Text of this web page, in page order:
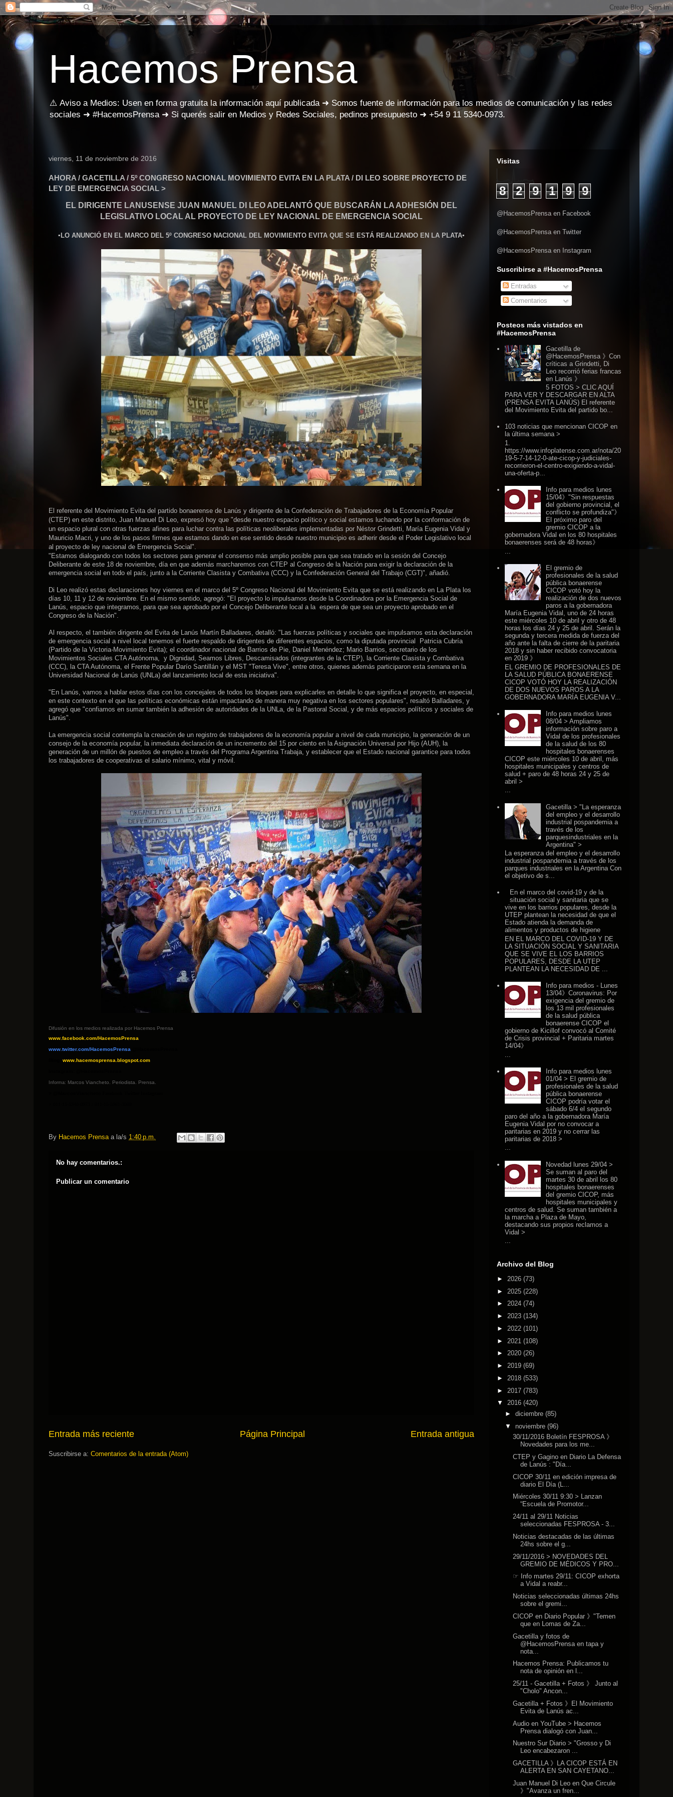
Hacemos Prensa
⚠️ Aviso a Medios: Usen en forma gratuita la información aquí publicada ➜ Somos fuente de información para los medios de comunicación y las redes
sociales ➜ #HacemosPrensa ➜ Si querés salir en Medios y Redes Sociales, pedinos presupuesto ➜ +54 9 11 5340-0973.
viernes, 11 de noviembre de 2016
AHORA / GACETILLA / 5º CONGRESO NACIONAL MOVIMIENTO EVITA EN LA PLATA / DI LEO SOBRE PROYECTO DE
LEY DE EMERGENCIA SOCIAL >
EL DIRIGENTE LANUSENSE JUAN MANUEL DI LEO ADELANTÓ QUE BUSCARÁN LA ADHESIÓN DEL
LEGISLATIVO LOCAL AL PROYECTO DE LEY NACIONAL DE EMERGENCIA SOCIAL
▪LO ANUNCIÓ EN EL MARCO DEL 5º CONGRESO NACIONAL DEL MOVIMIENTO EVITA QUE SE ESTÁ REALIZANDO EN LA PLATA▪
El referente del Movimiento Evita del partido bonaerense de Lanús y dirigente de la Confederación de Trabajadores de la Economía Popular
(CTEP) en este distrito, Juan Manuel Di Leo, expresó hoy que "desde nuestro espacio político y social estamos luchando por la conformación de
un espacio plural con otras fuerzas afines para luchar contra las políticas neoliberales implementadas por Néstor Grindetti, María Eugenia Vidal y
Mauricio Macri, y uno de los pasos firmes que estamos dando en ese sentido desde nuestro municipio es adherir desde el Poder Legislativo local
al proyecto de ley nacional de Emergencia Social".
"Estamos dialogando con todos los sectores para generar el consenso más amplio posible para que sea tratado en la sesión del Concejo
Deliberante de este 18 de noviembre, día en que además marcharemos con CTEP al Congreso de la Nación para exigir la declaración de la
emergencia social en todo el país, junto a la Corriente Clasista y Combativa (CCC) y la Confederación General del Trabajo (CGT)", añadió.
Di Leo realizó estas declaraciones hoy viernes en el marco del 5º Congreso Nacional del Movimiento Evita que se está realizando en La Plata los
días 10, 11 y 12 de noviembre. En el mismo sentido, agregó: "El proyecto lo impulsamos desde la Coordinadora por la Emergencia Social de
Lanús, espacio que integramos, para que sea aprobado por el Concejo Deliberante local a la espera de que sea un proyecto aprobado en el
Congreso de la Nación".
Al respecto, el también dirigente del Evita de Lanús Martín Balladares, detalló: "Las fuerzas políticas y sociales que impulsamos esta declaración
de emergencia social a nivel local tenemos el fuerte respaldo de dirigentes de diferentes espacios, como la diputada provincial Patricia Cubría
(Partido de la Victoria-Movimiento Evita); el coordinador nacional de Barrios de Pie, Daniel Menéndez; Mario Barrios, secretario de los
Movimientos Sociales CTA Autónoma, y Dignidad, Seamos Libres, Descamisados (integrantes de la CTEP), la Corriente Clasista y Combativa
(CCC), la CTA Autónoma, el Frente Popular Darío Santillán y el MST "Teresa Vive", entre otros, quienes además participaron esta semana en la
Universidad Nacional de Lanús (UNLa) del lanzamiento local de esta iniciativa".
"En Lanús, vamos a hablar estos días con los concejales de todos los bloques para explicarles en detalle lo que significa el proyecto, en especial,
en este contexto en el que las políticas económicas están impactando de manera muy negativa en los sectores populares", resaltó Balladares, y
agregó que "confiamos en sumar también la adhesión de autoridades de la UNLa, de la Pastoral Social, y de más espacios políticos y sociales de
Lanús".
La emergencia social contempla la creación de un registro de trabajadores de la economía popular a nivel de cada municipio, la generación de un
consejo de la economía popular, la inmediata declaración de un incremento del 15 por ciento en la Asignación Universal por Hijo (AUH), la
generación de un millón de puestos de empleo a través del Programa Argentina Trabaja, y establecer que el Estado nacional garantice para todos
los trabajadores de cooperativas el salario mínimo, vital y móvil.
Difusión en los medios realizada por Hacemos Prensa
www.facebook.com/HacemosPrensa
www.twitter.com/HacemosPrensa
www.hacemosprensa.blogspot.com
Informa: Marcos Viancheto. Periodista. Prensa.
By Hacemos Prensa a la/s 1:40 p.m.
No hay comentarios.:
Publicar un comentario
Entrada más reciente Entrada antigua
Página Principal
Suscribirse a: Comentarios de la entrada (Atom)
Visitas
8 2 9 1 9 9
@HacemosPrensa en Facebook
@HacemosPrensa en Twitter
@HacemosPrensa en Instagram
Suscribirse a #HacemosPrensa
Entradas
Comentarios
Posteos más vistados en
#HacemosPrensa
Gacetilla de
@HacemosPrensa 》Con
críticas a Grindetti, Di
Leo recorrió ferias francas
en Lanús 》
5 FOTOS > CLIC AQUÍ
PARA VER Y DESCARGAR EN ALTA
(PRENSA EVITA LANÚS) El referente
del Movimiento Evita del partido bo...
103 noticias que mencionan CICOP en
la última semana >
1.
https://www.infoplatense.com.ar/nota/20
19-5-7-14-12-0-ate-cicop-y-judiciales-
recorrieron-el-centro-exigiendo-a-vidal-
una-oferta-p...
Info para medios lunes
15/04》"Sin respuestas
del gobierno provincial, el
conflicto se profundiza"》
El próximo paro del
gremio CICOP a la
gobernadora Vidal en los 80 hospitales
bonaerenses será de 48 horas》
El gremio de
profesionales de la salud
pública bonaerense
CICOP votó hoy la
realización de dos nuevos
paros a la gobernadora
María Eugenia Vidal, uno de 24 horas
este miércoles 10 de abril y otro de 48
horas los días 24 y 25 de abril. Serán la
segunda y tercera medida de fuerza del
año ante la falta de cierre de la paritaria
2018 y sin haber recibido convocatoria
en 2019 》
EL GREMIO DE PROFESIONALES DE
LA SALUD PÚBLICA BONAERENSE
CICOP VOTÓ HOY LA REALIZACIÓN
DE DOS NUEVOS PAROS A LA
GOBERNADORA MARÍA EUGENIA V...
Info para medios lunes
08/04 > Ampliamos
información sobre paro a
Vidal de los profesionales
de la salud de los 80
hospitales bonaerenses
CICOP este miércoles 10 de abril, más
hospitales municipales y centros de
salud + paro de 48 horas 24 y 25 de
abril >
...
Gacetilla > "La esperanza
del empleo y el desarrollo
industrial pospandemia a
través de los
parquesindustriales en la
Argentina" >
La esperanza del empleo y el desarrollo
industrial pospandemia a través de los
parques industriales en la Argentina Con
el objetivo de s...
En el marco del covid-19 y de la
situación social y sanitaria que se
vive en los barrios populares, desde la
UTEP plantean la necesidad de que el
Estado atienda la demanda de
alimentos y productos de higiene
EN EL MARCO DEL COVID-19 Y DE
LA SITUACIÓN SOCIAL Y SANITARIA
QUE SE VIVE EL LOS BARRIOS
POPULARES, DESDE LA UTEP
PLANTEAN LA NECESIDAD DE ...
Info para medios - Lunes
13/04》Coronavirus: Por
exigencia del gremio de
los 13 mil profesionales
de la salud pública
bonaerense CICOP el
gobierno de Kicillof convocó al Comité
de Crisis provincial + Paritaria martes
14/04》
Info para medios lunes
01/04 > El gremio de
profesionales de la salud
pública bonaerense
CICOP podría votar el
sábado 6/4 el segundo
paro del año a la gobernadora María
Eugenia Vidal por no convocar a
paritarias en 2019 y no cerrar las
paritarias de 2018 >
...
Novedad lunes 29/04 >
Se suman al paro del
martes 30 de abril los 80
hospitales bonaerenses
del gremio CICOP, más
hospitales municipales y
centros de salud. Se suman también a
la marcha a Plaza de Mayo,
destacando sus propios reclamos a
Vidal >
...
Archivo del Blog
► 2026 (73)
► 2025 (228)
► 2024 (74)
► 2023 (134)
► 2022 (101)
► 2021 (108)
► 2020 (26)
► 2019 (69)
► 2018 (533)
► 2017 (783)
▼ 2016 (420)
► diciembre (85)
▼ noviembre (96)
30/11/2016 Boletín FESPROSA 》
Novedades para los me...
CTEP y Gagino en Diario La Defensa
de Lanús : "Día...
CICOP 30/11 en edición impresa de
diario El Día (L...
Miércoles 30/11 9:30 > Lanzan
“Escuela de Promotor...
24/11 al 29/11 Noticias
seleccionadas FESPROSA - 3...
Noticias destacadas de las últimas
24hs sobre el g...
29/11/2016 > NOVEDADES DEL
GREMIO DE MÉDICOS Y PRO...
☞ Info martes 29/11: CICOP exhorta
a Vidal a reabr...
Noticias seleccionadas últimas 24hs
sobre el gremi...
CICOP en Diario Popular 》"Temen
que en Lomas de Za...
Gacetilla y fotos de
@HacemosPrensa en tapa y
nota...
Hacemos Prensa: Publicamos tu
nota de opinión en l...
25/11 - Gacetilla + Fotos 》 Junto al
"Cholo" Ancon...
Gacetilla + Fotos 》El Movimiento
Evita de Lanús ac...
Audio en YouTube > Hacemos
Prensa dialogó con Juan...
Nuestro Sur Diario > "Grosso y Di
Leo encabezaron ...
GACETILLA 》LA CICOP ESTÁ EN
ALERTA EN SAN CAYETANO...
Juan Manuel Di Leo en Que Circule
》"Avanza un fren...